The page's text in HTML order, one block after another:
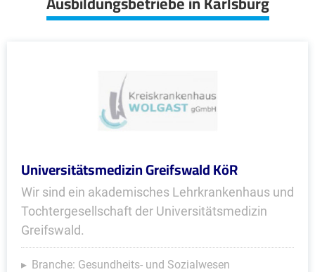
Universitätsmedizin Greifswald KöR
Wir sind ein akademisches Lehrkrankenhaus und
Tochtergesellschaft der Universitätsmedizin
Greifswald.
Branche: Gesundheits- und Sozialwesen